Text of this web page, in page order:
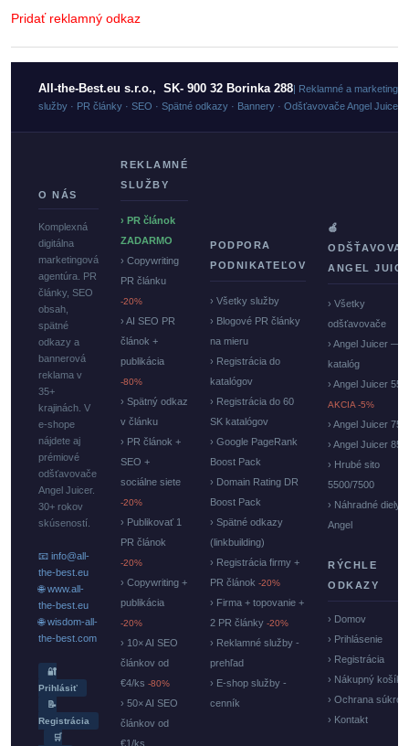
Pridať reklamný odkaz
All-the-Best.eu s.r.o., SK- 900 32 Borinka 288| Reklamné a
služby · PR články · SEO · Spätné odkazy · Bannery · Odšťavovače Angel Juicer
O NÁS
Komplexná
digitálna
marketingová
agentúra. PR
články, SEO
obsah,
spätné
odkazy a
bannerová
reklama v
35+
krajinách. V
e-shope
nájdete aj
prémiové
odšťavovače
Angel Juicer.
30+ rokov
skúseností.
📧 info@all-
the-best.eu
🌐 www.all-
the-best.eu
🌐 wisdom-all-
the-best.com
🔐
Prihlásiť
📝
Registrácia
🛒
REKLAMNÉ
SLUŽBY
› PR článok
ZADARMO
› Copywriting
PR článku
-20%
› AI SEO PR
článok +
publikácia
-80%
› Spätný odkaz
v článku
› PR článok +
SEO +
sociálne siete
-20%
› Publikovať 1
PR článok
-20%
› Copywriting +
publikácia
-20%
› 10× AI SEO
článkov od
€4/ks -80%
› 50× AI SEO
článkov od
€1/ks
PODPORA
PODNIKATEĽOV
› Všetky služby
› Blogové PR články
na mieru
› Registrácia do
katalógov
› Registrácia do 60
SK katalógov
› Google PageRank
Boost Pack
› Domain Rating DR
Boost Pack
› Spätné odkazy
(linkbuilding)
› Registrácia firmy +
PR článok -20%
› Firma + topovanie +
2 PR články -20%
› Reklamné služby -
prehľad
› E-shop služby -
cenník
🍏
ANGEL
› Všetky
odšťavovače
› Angel Juicer —
katalóg
› Angel Juicer
AKCIA -5%
› Angel Juicer
› Angel Juicer
› Hrubé sito
5500/7500
› Náhradné diely
Angel
RÝCHLE
ODKAZY
› Domov
› Prihlásenie
› Registrácia
› Nákupný košík
› Ochrana
› Kontakt